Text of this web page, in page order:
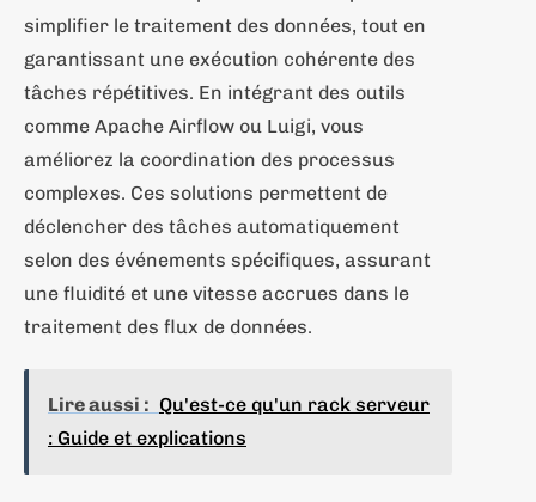
simplifier le traitement des données, tout en
garantissant une exécution cohérente des
tâches répétitives. En intégrant des outils
comme Apache Airflow ou Luigi, vous
améliorez la coordination des processus
complexes. Ces solutions permettent de
déclencher des tâches automatiquement
selon des événements spécifiques, assurant
une fluidité et une vitesse accrues dans le
traitement des flux de données.
Lire aussi : Qu'est-ce qu'un rack serveur
: Guide et explications